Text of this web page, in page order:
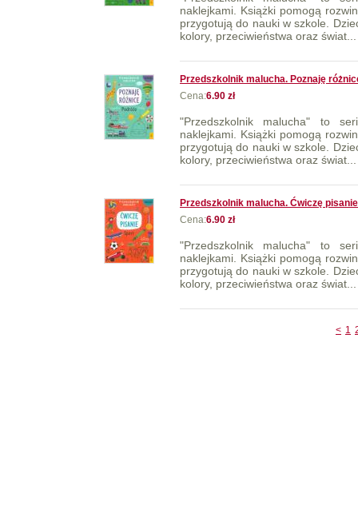
naklejkami. Książki pomogą
przygotują do nauki w szkole.
kolory, przeciwieństwa oraz świat...
Przedszkolnik malucha. Poznaję
Cena:6.90 zł
"Przedszkolnik malucha" to
naklejkami. Książki pomogą
przygotują do nauki w szkole.
kolory, przeciwieństwa oraz świat...
Przedszkolnik malucha. Ćwiczę
Cena:6.90 zł
"Przedszkolnik malucha" to
naklejkami. Książki pomogą
przygotują do nauki w szkole.
kolory, przeciwieństwa oraz świat...
< 1